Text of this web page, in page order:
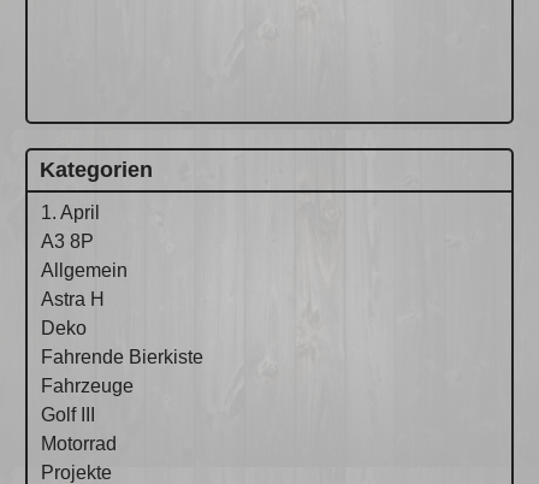
Kategorien
1. April
A3 8P
Allgemein
Astra H
Deko
Fahrende Bierkiste
Fahrzeuge
Golf III
Motorrad
Projekte